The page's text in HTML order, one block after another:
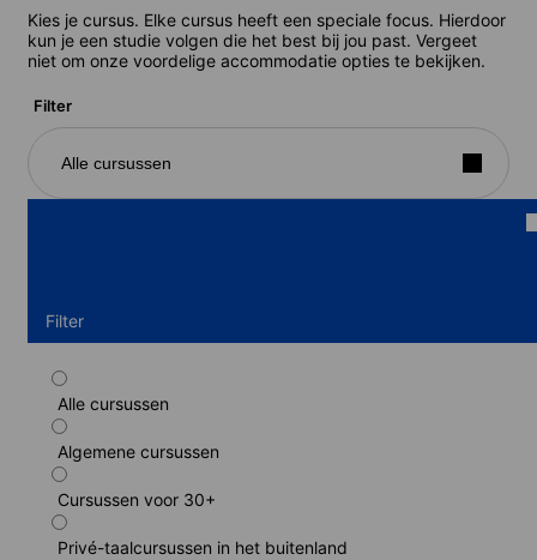
Kies je cursus. Elke cursus heeft een speciale focus. Hierdoor
kun je een studie volgen die het best bij jou past. Vergeet
niet om onze voordelige accommodatie opties te bekijken.
Filter
Alle cursussen
Filter
Alle cursussen
Algemene cursussen
Cursussen voor 30+
Privé-taalcursussen in het buitenland
Standaard cursus
Duur: 1 - 52 weken
Niveaus: Absoluut beginner naar Volledige beheersing
1 week
260 EUR